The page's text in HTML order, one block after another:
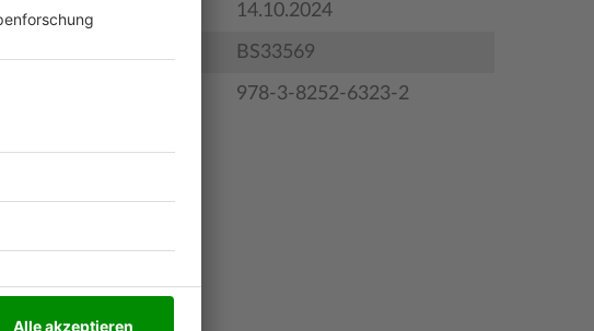
Erscheinungstermin 14.10.2024
BS33569
978-3-8252-6323-2